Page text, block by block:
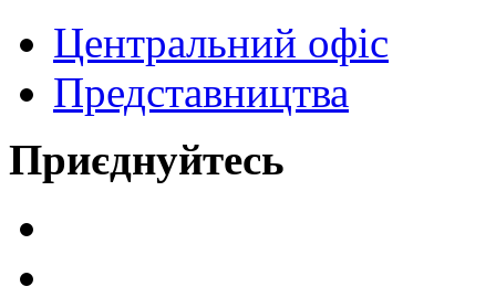
Центральний офіс
Представництва
Приєднуйтесь